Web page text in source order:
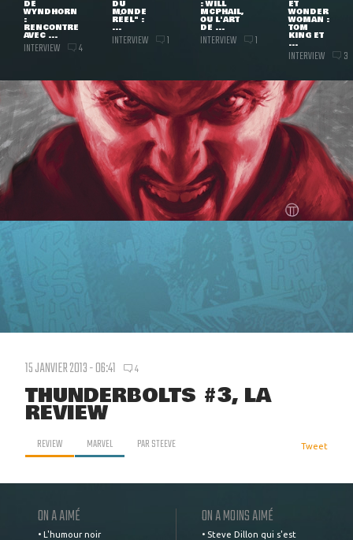
DE
WYNDHORN
:
RENCONTRE
AVEC ...
INTERVIEW 4
DU
MONDE
RÉEL" :
...
INTERVIEW 1
: WILL
MCPHAIL,
OU L'ART
DE ...
INTERVIEW 1
ET
WONDER
WOMAN :
TOM
KING ET
...
INTERVIEW 3
15 JANVIER 2013 - 06:41 4
THUNDERBOLTS #3, LA
REVIEW
REVIEW MARVEL PARSTEEVE Tweet
ON A AIMÉ
• L'humour noir
ON A MOINS AIMÉ
• Steve Dillon qui s'est